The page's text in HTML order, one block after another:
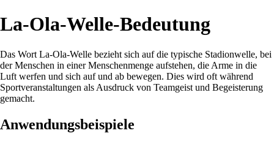
La-Ola-Welle-Bedeutung
Das Wort La-Ola-Welle bezieht sich auf die typische Stadionwelle, bei
der Menschen in einer Menschenmenge aufstehen, die Arme in die
Luft werfen und sich auf und ab bewegen. Dies wird oft während
Sportveranstaltungen als Ausdruck von Teamgeist und Begeisterung
gemacht.
Anwendungsbeispiele